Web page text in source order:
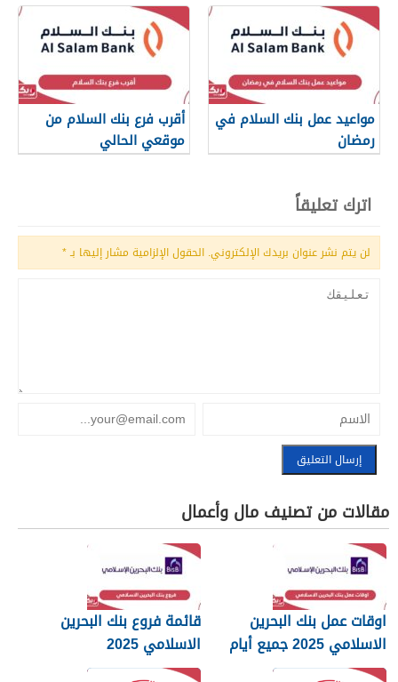
مواعيد عمل بنك السلام في
رمضان
أقرب فرع بنك السلام من
موقعي الحالي
اترك تعليقاً
لن يتم نشر عنوان بريدك الإلكتروني. الحقول الإلزامية مشار إليها بـ*
مقالات من تصنيف مال وأعمال
اوقات عمل بنك البحرين
الاسلامي 2025 جميع أيام
الأسبوع
قائمة فروع بنك البحرين
الاسلامي 2025